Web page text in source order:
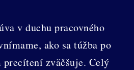
v duchu pracovného
ako sa túžba po
precítení zväčšuje. Celý